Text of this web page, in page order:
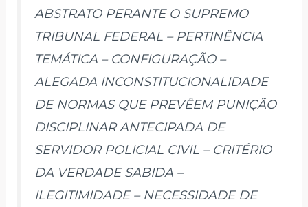
ABSTRATO PERANTE O SUPREMO
TRIBUNAL FEDERAL – PERTINÊNCIA
TEMÁTICA – CONFIGURAÇÃO –
ALEGADA INCONSTITUCIONALIDADE
DE NORMAS QUE PREVÊEM PUNIÇÃO
DISCIPLINAR ANTECIPADA DE
SERVIDOR POLICIAL CIVIL – CRITÉRIO
DA VERDADE SABIDA –
ILEGITIMIDADE – NECESSIDADE DE